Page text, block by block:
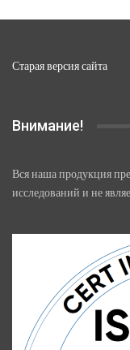
Старая версия сайта
Внимание!
Вся наша продукция
исследований и не